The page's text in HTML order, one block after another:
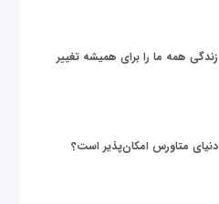
همه ما را برای همیشه تغییر
دنیای متاورس امکان‌پذیر است؟